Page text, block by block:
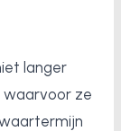
langer
waarvoor ze